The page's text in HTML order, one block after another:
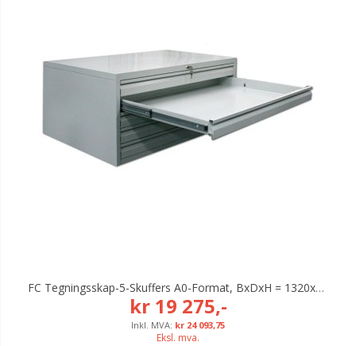
FC Tegningsskap-5-Skuffers A0-Format, BxDxH = 1320x910x530 Mm
kr 19 275,-
kr 24 093,75
Eksl. mva.